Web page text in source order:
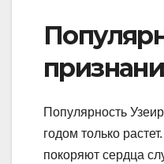
Популярность
годом только
покоряют сердца